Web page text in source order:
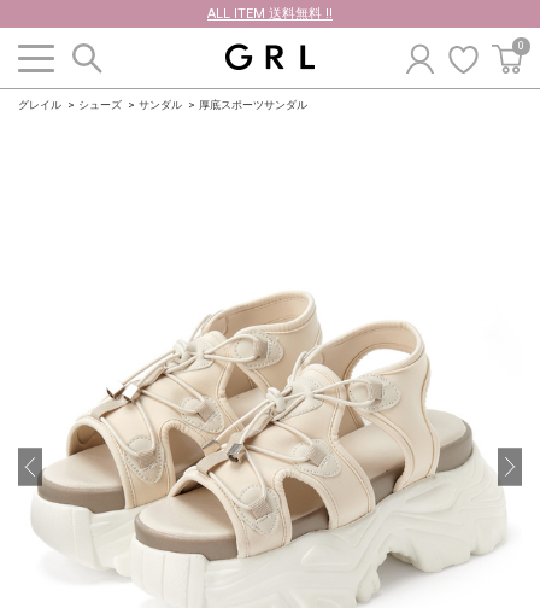
ALL ITEM 送料無料 !!
0
グレイル シューズ サンダル 厚底スポーツサンダル